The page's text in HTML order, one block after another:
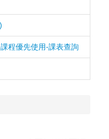
程優先使用-課表查詢